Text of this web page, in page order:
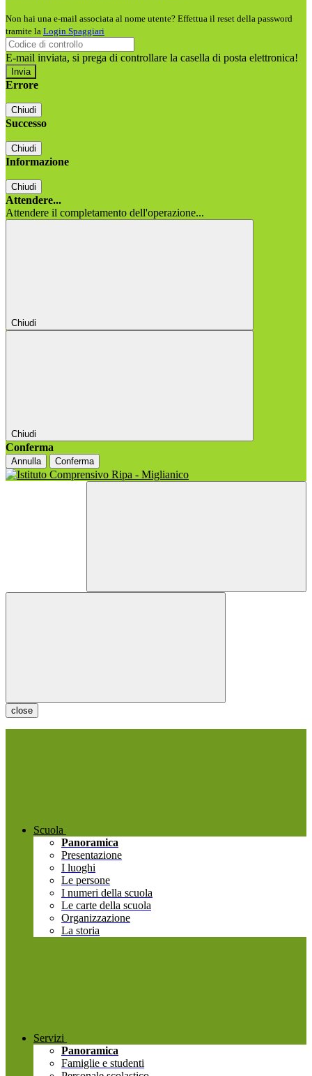
Non hai una e-mail associata al nome utente? Effettua il reset della password
tramite la Login Spaggiari
E-mail inviata, si prega di controllare la casella di posta elettronica!
Errore
Chiudi
Successo
Chiudi
Informazione
Chiudi
Attendere...
Attendere il completamento dell'operazione...
Chiudi
Chiudi
Conferma
Annulla Conferma
close
Scuola
Panoramica
Presentazione
I luoghi
Le persone
I numeri della scuola
Le carte della scuola
Organizzazione
La storia
Servizi
Panoramica
Famiglie e studenti